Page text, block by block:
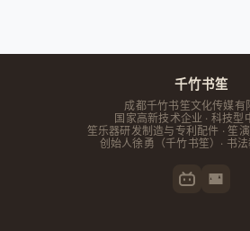
千竹书笙
成都千竹书笙文化传媒有
国家高新技术企业 · 科技型
笙乐器研发制造与专利配件 · 笙
创始人徐勇 （千竹书笙）· 书